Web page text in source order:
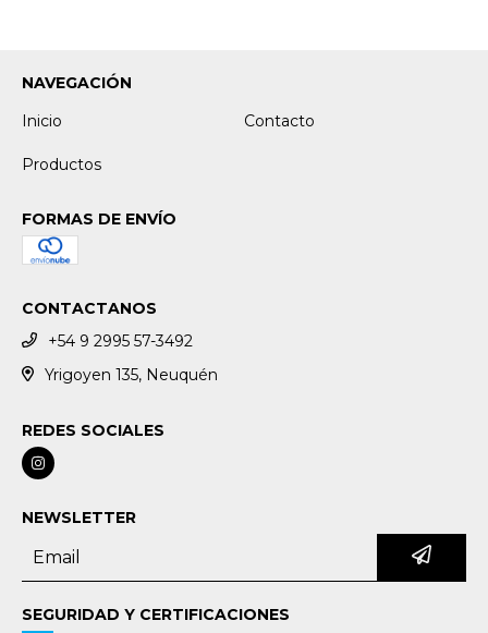
NAVEGACIÓN
Inicio
Contacto
Productos
FORMAS DE ENVÍO
CONTACTANOS
+54 9 2995 57-3492
Yrigoyen 135, Neuquén
REDES SOCIALES
NEWSLETTER
SEGURIDAD Y CERTIFICACIONES